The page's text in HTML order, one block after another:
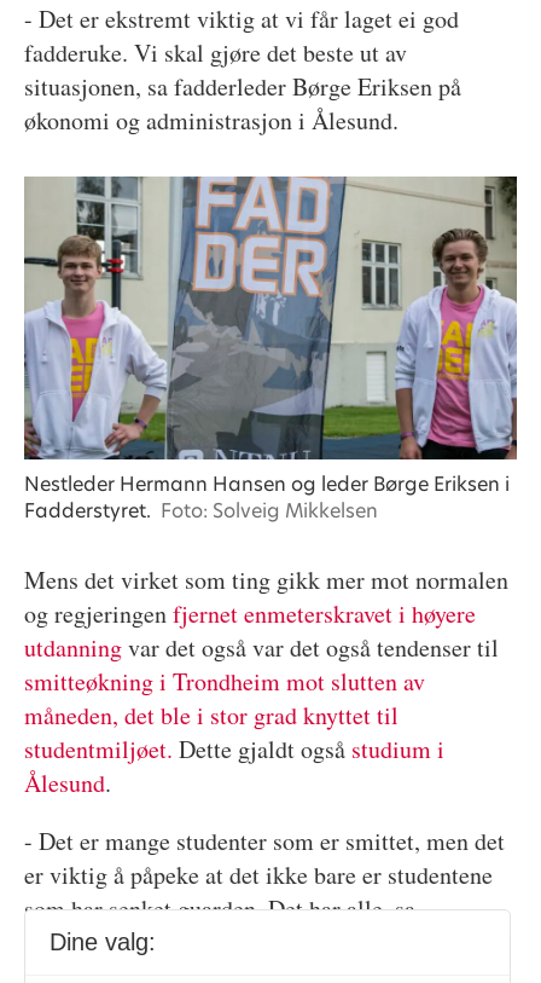
- Det er ekstremt viktig at vi får laget ei god
fadderuke. Vi skal gjøre det beste ut av
situasjonen, sa fadderleder Børge Eriksen på
økonomi og administrasjon i Ålesund.
Nestleder Hermann Hansen og leder Børge Eriksen i
Fadderstyret. Foto: Solveig Mikkelsen
Mens det virket som ting gikk mer mot normalen
og regjeringenfjernet enmeterskravet i høyere
utdanningvar det også var det også tendenser til
smitteøkning i Trondheim mot slutten av
måneden, det ble i stor grad knyttet til
studentmiljøet. Dette gjaldt også studium i
Ålesund.
- Det er mange studenter som er smittet, men det
er viktig å påpeke at det ikke bare er studentene
som har senket guarden. Det har alle, sa
kommunedirektør Morten Wolden.
Dine valg: